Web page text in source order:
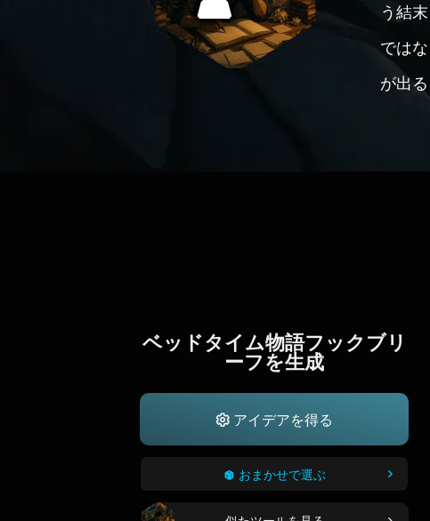
う結
では
が出
ベッドタイム物語フックブリ
ーフを生成
アイデアを得る
おまかせで選ぶ